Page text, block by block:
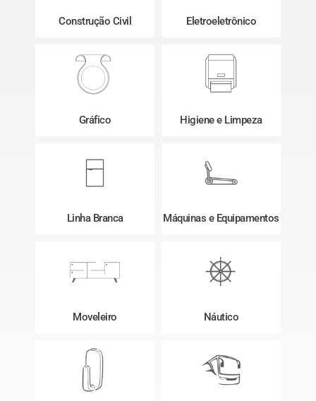
Construção Civil Eletroeletrônico
Gráfico Higiene e Limpeza
Linha Branca Máquinas e Equipamentos
Moveleiro Náutico